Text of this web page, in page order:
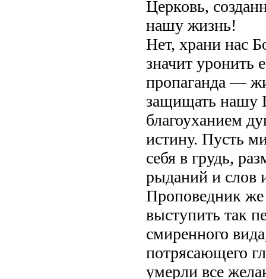
Церковь,
нашу жизнь!
Нет, храни нас
значит уронить
пропаганда —
защищать нашу
благоуханием
истину. Пусть
себя в грудь,
рыданий и слов
Проповедник же
выступить так
смиренного
потрясающего
умерли все